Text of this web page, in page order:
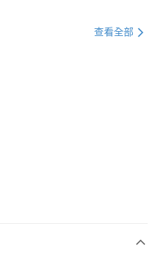
需儲值。
可結帳。
。
」後，將跳轉至「AFTEE先享後付」
查看全部